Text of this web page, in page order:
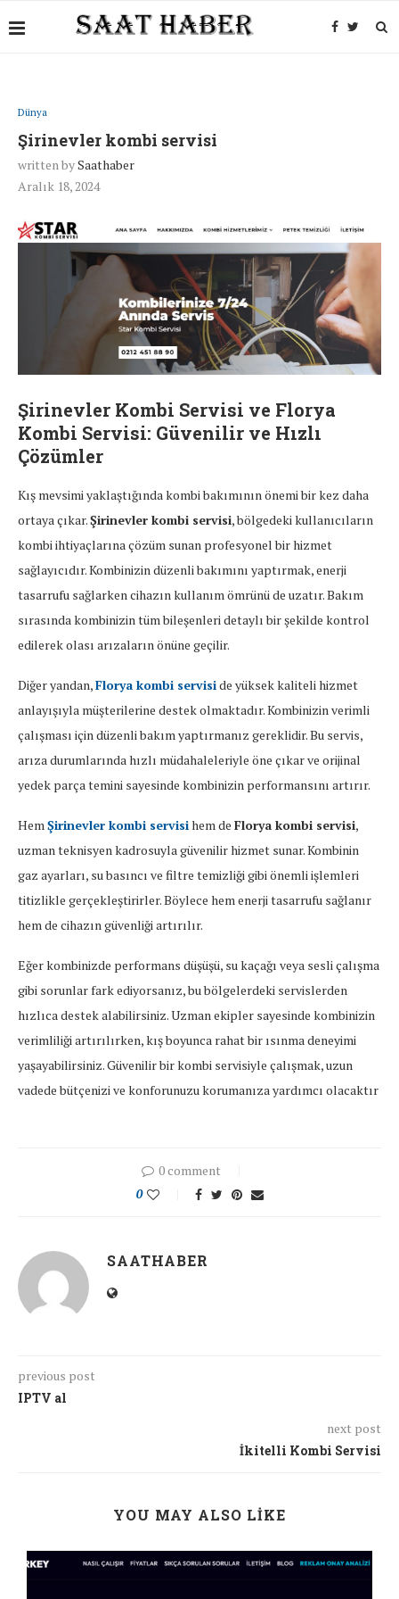
Dünya
Şirinevler kombi servisi
written bySaathaber
Aralık 18, 2024
Şirinevler Kombi Servisi ve Florya
Kombi Servisi: Güvenilir ve Hızlı
Çözümler
Kış mevsimi yaklaştığında kombi bakımının önemi bir kez daha
ortaya çıkar.Şirinevler kombi servisi, bölgedeki kullanıcıların
kombi ihtiyaçlarına çözüm sunan profesyonel bir hizmet
sağlayıcıdır. Kombinizin düzenli bakımını yaptırmak, enerji
tasarrufu sağlarken cihazın kullanım ömrünü de uzatır. Bakım
sırasında kombinizin tüm bileşenleri detaylı bir şekilde kontrol
edilerek olası arızaların önüne geçilir.
Diğer yandan,Florya kombi serviside yüksek kaliteli hizmet
anlayışıyla müşterilerine destek olmaktadır. Kombinizin verimli
çalışması için düzenli bakım yaptırmanız gereklidir. Bu servis,
arıza durumlarında hızlı müdahaleleriyle öne çıkar ve orijinal
yedek parça temini sayesinde kombinizin performansını artırır.
HemŞirinevler kombi servisihem de Florya kombi servisi,
uzman teknisyen kadrosuyla güvenilir hizmet sunar. Kombinin
gaz ayarları, su basıncı ve filtre temizliği gibi önemli işlemleri
titizlikle gerçekleştirirler. Böylece hem enerji tasarrufu sağlanır
hem de cihazın güvenliği artırılır.
Eğer kombinizde performans düşüşü, su kaçağı veya sesli çalışma
gibi sorunlar fark ediyorsanız, bu bölgelerdeki servislerden
hızlıca destek alabilirsiniz. Uzman ekipler sayesinde kombinizin
verimliliği artırılırken, kış boyunca rahat bir ısınma deneyimi
yaşayabilirsiniz. Güvenilir bir kombi servisiyle çalışmak, uzun
vadede bütçenizi ve konforunuzu korumanıza yardımcı olacaktır
0 comment
0
SAATHABER
previous post
IPTV al
next post
İkitelli Kombi Servisi
YOU MAY ALSO LIKE